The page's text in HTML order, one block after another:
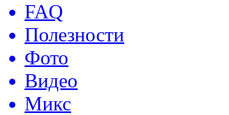
FAQ
Полезности
Фото
Видео
Микс